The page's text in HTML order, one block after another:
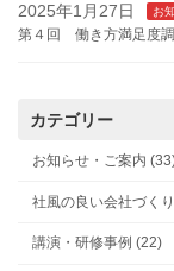
2025年1月27日 お
第４回 働き方満足度
カテゴリー
お知らせ・ご案内
社風の良い会社づく
講演・研修事例 (22)